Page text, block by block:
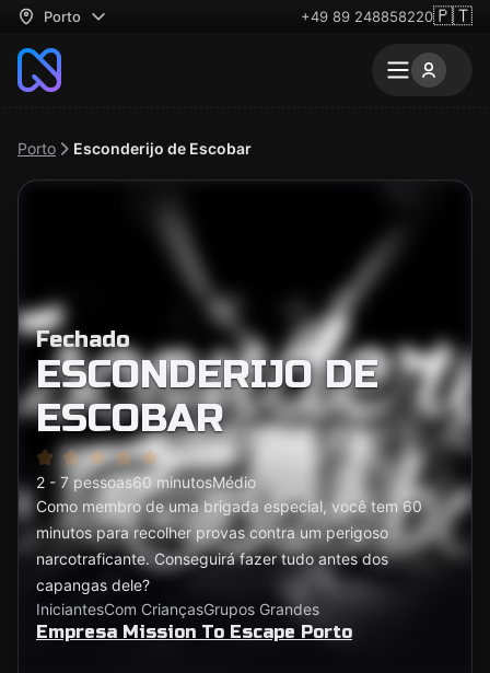
Porto +49 89 248858220🇵🇹
Porto Esconderijo de Escobar
Fechado
ESCONDERIJO DE
ESCOBAR
2 - 7 pessoas60 minutosMédio
Como membro de uma brigada especial, você tem 60
minutos para recolher provas contra um perigoso
narcotraficante. Conseguirá fazer tudo antes dos
capangas dele?
IniciantesCom CriançasGrupos Grandes
Empresa Mission To Escape Porto